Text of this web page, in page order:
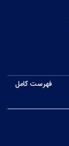
فهرست کامل